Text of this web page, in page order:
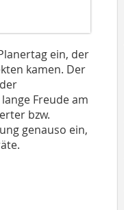
ein, der
kamen. Der
Freude am
bzw.
genauso ein,